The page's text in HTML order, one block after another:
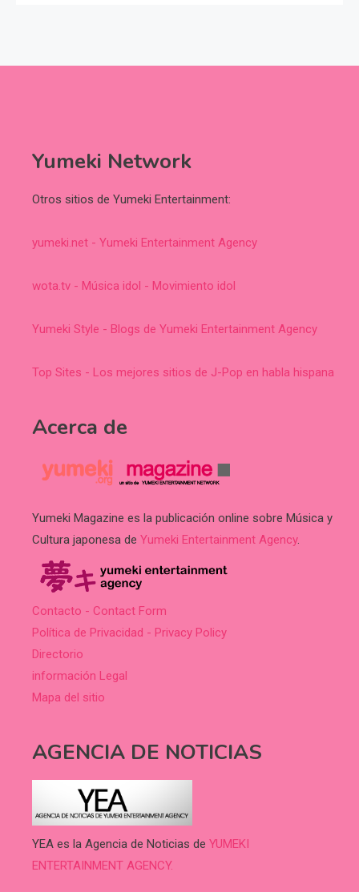
Yumeki Network
Otros sitios de Yumeki Entertainment:
yumeki.net - Yumeki Entertainment Agency
wota.tv - Música idol - Movimiento idol
Yumeki Style - Blogs de Yumeki Entertainment Agency
Top Sites - Los mejores sitios de J-Pop en habla hispana
Acerca de
Yumeki Magazine es la publicación online sobre Música y
Cultura japonesa de Yumeki Entertainment Agency.
Contacto - Contact Form
Política de Privacidad - Privacy Policy
Directorio
información Legal
Mapa del sitio
AGENCIA DE NOTICIAS
YEA es la Agencia de Noticias de YUMEKI
ENTERTAINMENT AGENCY.